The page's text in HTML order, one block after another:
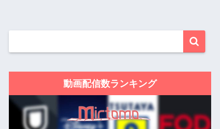
動画配信数ランキング